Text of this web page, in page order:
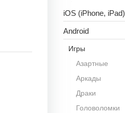
iOS (iPhone, iPad)
Android
Игры
Азартные
Аркады
Драки
Головоломки